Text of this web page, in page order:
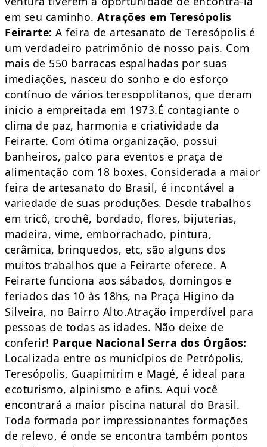
em seu caminho.Atrações em Teresópolis
Feirarte: A feira de artesanato de Teresópolis é
um verdadeiro patrimônio de nosso país. Com
mais de 550 barracas espalhadas por suas
imediações, nasceu do sonho e do esforço
contínuo de vários teresopolitanos, que deram
início a empreitada em 1973.É contagiante o
clima de paz, harmonia e criatividade da
Feirarte. Com ótima organização, possui
banheiros, palco para eventos e praça de
alimentação com 18 boxes. Considerada a maior
feira de artesanato do Brasil, é incontável a
variedade de suas produções. Desde trabalhos
em tricô, crochê, bordado, flores, bijuterias,
madeira, vime, emborrachado, pintura,
cerâmica, brinquedos, etc, são alguns dos
muitos trabalhos que a Feirarte oferece. A
Feirarte funciona aos sábados, domingos e
feriados das 10 às 18hs, na Praça Higino da
Silveira, no Bairro Alto.Atração imperdível para
pessoas de todas as idades. Não deixe de
conferir! Parque Nacional Serra dos Órgãos:
Localizada entre os municípios de Petrópolis,
Teresópolis, Guapimirim e Magé, é ideal para
ecoturismo, alpinismo e afins. Aqui você
encontrará a maior piscina natural do Brasil.
Toda formada por impressionantes formações
de relevo, é onde se encontra também pontos